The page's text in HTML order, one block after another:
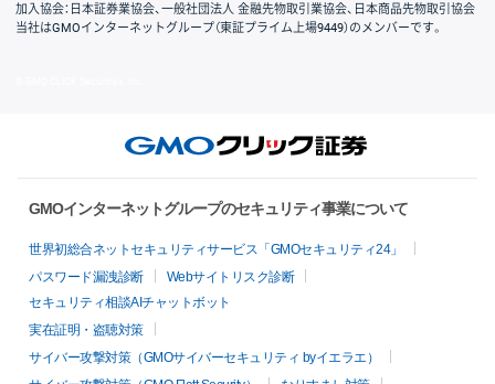
加入協会：日本証券業協会、一般社団法人 金融先物取引業協会、日本商品先物取引協会
当社はGMOインターネットグループ（東証プライム上場9449）のメンバーです。
GMOインターネットグループのセキュリティ事業について
世界初総合ネットセキュリティサービス「GMOセキュリティ24」
パスワード漏洩診断
Webサイトリスク診断
セキュリティ相談AIチャットボット
実在証明・盗聴対策
サイバー攻撃対策（GMOサイバーセキュリティ byイエラエ）